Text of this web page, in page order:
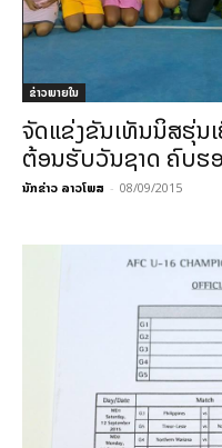
ຂ່າວພາຍ​ໃນ
ຈັດແຂ່ງຂັນເທັນນິສຮຸ່ນເ
ຕ້ອນຮັບວັນຊາດ ຄົບຮ
ນັກຂ່າວ ລາວໂພສ - 08/09/2015